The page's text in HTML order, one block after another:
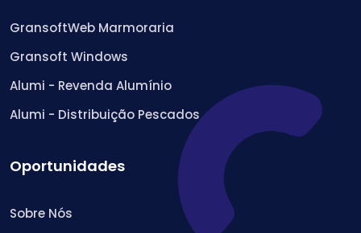
GransoftWeb Marmoraria
Gransoft Windows
Alumi - Revenda Alumínio
Alumi - Distribuição Pescados
Oportunidades
Sobre Nós